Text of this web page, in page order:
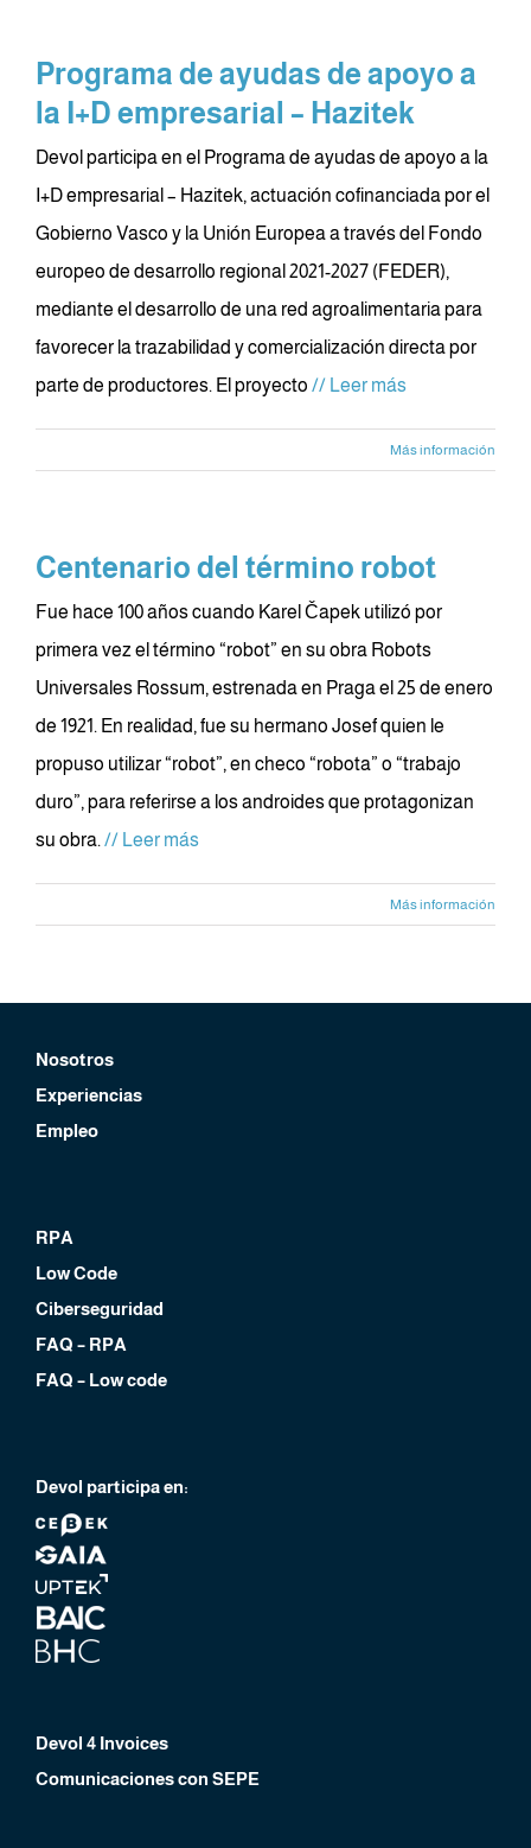
Programa de ayudas de apoyo a
la I+D empresarial – Hazitek
Devol participa en el Programa de ayudas de apoyo a la
I+D empresarial – Hazitek, actuación cofinanciada por el
Gobierno Vasco y la Unión Europea a través del Fondo
europeo de desarrollo regional 2021-2027 (FEDER),
mediante el desarrollo de una red agroalimentaria para
favorecer la trazabilidad y comercialización directa por
parte de productores. El proyecto // Leer más
Más información
Centenario del término robot
Fue hace 100 años cuando Karel Čapek utilizó por
primera vez el término “robot” en su obra Robots
Universales Rossum, estrenada en Praga el 25 de enero
de 1921. En realidad, fue su hermano Josef quien le
propuso utilizar “robot”, en checo “robota” o “trabajo
duro”, para referirse a los androides que protagonizan
su obra. // Leer más
Más información
Nosotros
Experiencias
Empleo
RPA
Low Code
Ciberseguridad
FAQ – RPA
FAQ – Low code
Devol participa en:
Devol 4 Invoices
Comunicaciones con SEPE